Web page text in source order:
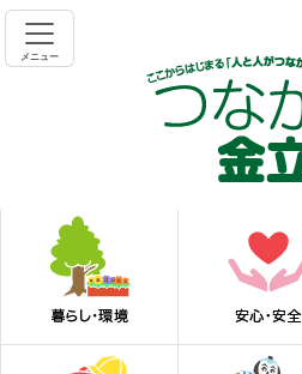
メニュー